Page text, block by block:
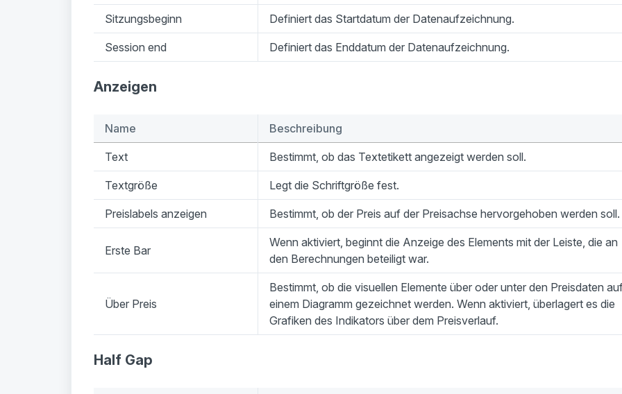
Sitzungsbeginn Definiert das Startdatum der Datenaufzeichnung.
Session end Definiert das Enddatum der Datenaufzeichnung.
Anzeigen
Name Beschreibung
Text Bestimmt, ob das Textetikett angezeigt werden soll.
Textgröße Legt die Schriftgröße fest.
Preislabels anzeigen Bestimmt, ob der Preis auf der Preisachse hervorgehoben werden soll.
Erste Bar
Wenn aktiviert, beginnt die Anzeige des Elements mit der Leiste, die an
den Berechnungen beteiligt war.
Über Preis
Bestimmt, ob die visuellen Elemente über oder unter den Preisdaten
einem Diagramm gezeichnet werden. Wenn aktiviert, überlagert es die
Grafiken des Indikators über dem Preisverlauf.
Half Gap